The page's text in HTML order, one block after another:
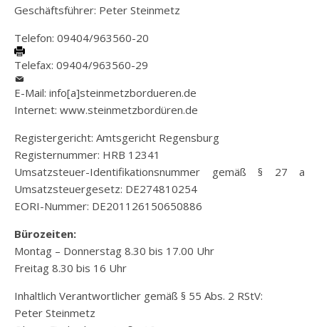
Geschäftsführer: Peter Steinmetz
Telefon: 09404/963560-20
Telefax: 09404/963560-29
E-Mail: info[a]steinmetzbordueren.de
Internet: www.steinmetzbordüren.de
Registergericht: Amtsgericht Regensburg
Registernummer: HRB 12341
Umsatzsteuer-Identifikationsnummer gemäß § 27 a
Umsatzsteuergesetz: DE274810254
EORI-Nummer: DE201126150650886
Bürozeiten:
Montag – Donnerstag 8.30 bis 17.00 Uhr
Freitag 8.30 bis 16 Uhr
Inhaltlich Verantwortlicher gemäß § 55 Abs. 2 RStV:
Peter Steinmetz